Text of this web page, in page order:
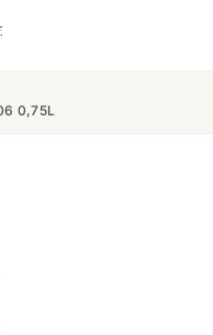
0,75L